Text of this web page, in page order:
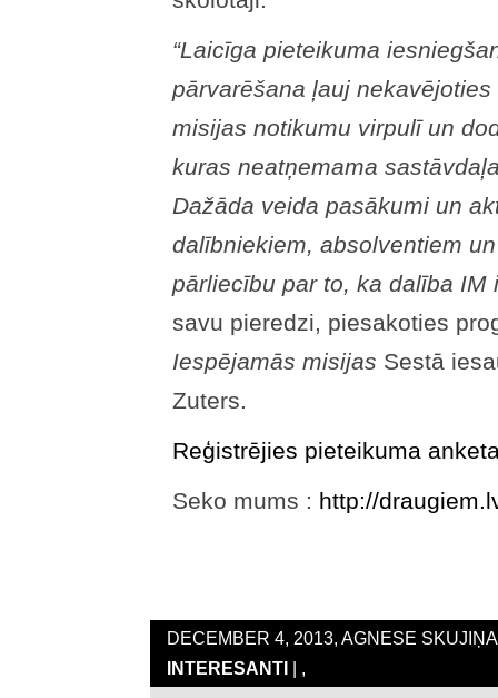
“Laicīga pieteikuma
pārvarēšana ļauj
misijas notikumu virpulī un
kuras neatņemama
Dažāda veida pasākumi un
dalībniekiem, absolventiem
pārliecību par to, ka dalība IM
savu pieredzi, piesakoties
Iespējamās misijas Sestā
Zuters.
Reģistrējies pieteikuma
Seko mums : http://
DECEMBER 4, 2013, AGNESE
INTERESANTI | ,